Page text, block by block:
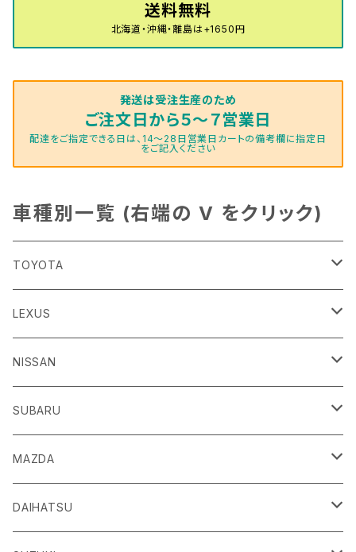
送料無料
北海道・沖縄・離島は+1650円
発送は受注生産のため
ご注文日から５～７営業日
配達をご指定できる日は、14～28日営業日カートの備考欄に指定日
をご記入ください
車種別一覧 (右端の V をクリック)
TOYOTA
86
H24/4～R3/8 ZN6
GR86
R3/10～ ZN8
ｂＢ
H17/12～H28/8 20系
ｂZ４X
R4/5~ XEAM10/11/15・YEAM15
Ｃ-ＨＲ
LEXUS
ＣＴ
H23/1～R4/11
ＥＳ
H30/10～
ＧＳ
H24/1～R2/7
ＨＳ
NISSAN
ＡＤ
H18/12～ Y12
ＧＴ－Ｒ
H19/12～ R35
ＮＴ１００クリッパートラック
SUBARU
ＢＲＺ
H24/3～R3/8 ZC6
R3/8～ ZD8
ＷＲＸ Ｓ４/ＳＴＩ
MAZDA
ＣＸ－３
DAIHATSU